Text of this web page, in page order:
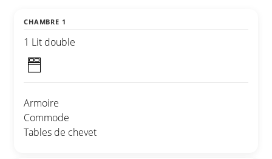
CHAMBRE 1
1 Lit double
Armoire
Commode
Tables de chevet